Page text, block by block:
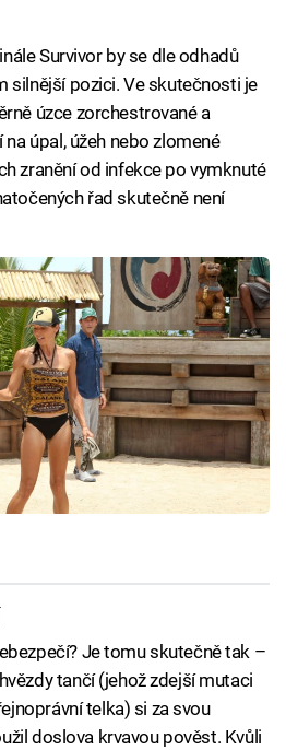
Survivor by se dle odhadů
silnější pozici. Ve skutečnosti je
úzce zorchestrované a
úpal, úžeh nebo zlomené
zranění od infekce po vymknuté
řad skutečně není
Je tomu skutečně tak –
tančí (jehož zdejší mutaci
telka) si za svou
doslova krvavou pověst. Kvůli